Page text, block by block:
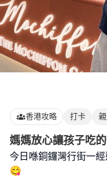
香港攻略 打卡
媽媽放心讓孩子吃的
今日喺銅鑼灣行街一
😋